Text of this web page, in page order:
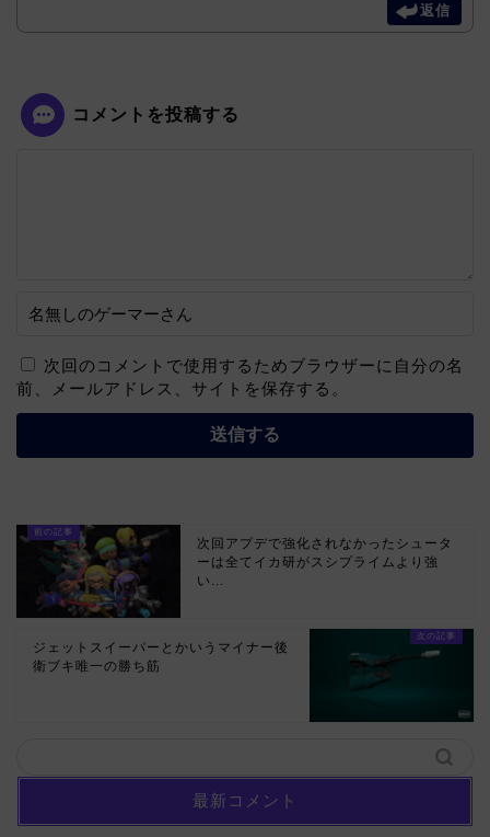
返信
コメントを投稿する
次回のコメントで使用するためブラウザーに自分の名
前、メールアドレス、サイトを保存する。
次回アプデで強化されなかったシュータ
ーは全てイカ研がスシプライムより強
い...
ジェットスイーパーとかいうマイナー後
衛ブキ唯一の勝ち筋
最新コメント